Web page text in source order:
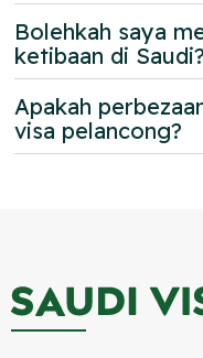
Bolehkah saya
ketibaan di Saudi?
Apakah
visa pelancong?